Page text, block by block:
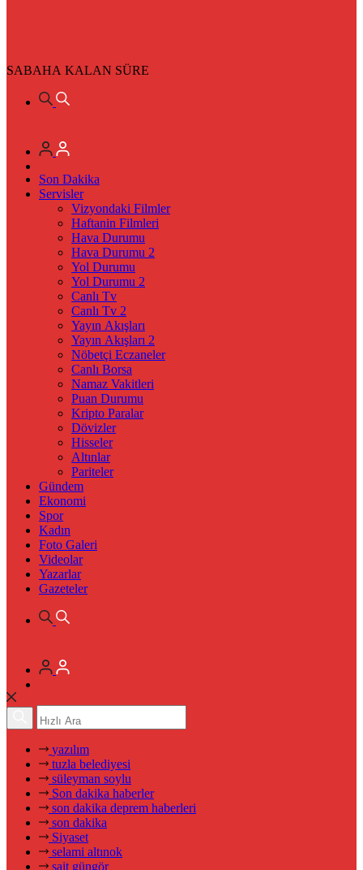
SABAHA KALAN SÜRE
Son Dakika
Servisler
Vizyondaki Filmler
Haftanin Filmleri
Hava Durumu
Hava Durumu 2
Yol Durumu
Yol Durumu 2
Canlı Tv
Canlı Tv 2
Yayın Akışları
Yayın Akışları 2
Nöbetçi Eczaneler
Canlı Borsa
Namaz Vakitleri
Puan Durumu
Kripto Paralar
Dövizler
Hisseler
Altınlar
Pariteler
Gündem
Ekonomi
Spor
Kadın
Foto Galeri
Videolar
Yazarlar
Gazeteler
yazılım
tuzla belediyesi
süleyman soylu
Son dakika haberler
son dakika deprem haberleri
son dakika
Siyaset
selami altınok
sait güngör